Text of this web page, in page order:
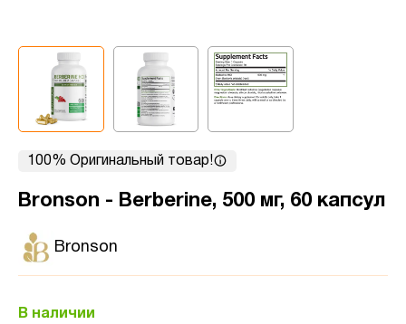
100% Оригинальный товар!
Bronson - Berberine, 500 мг, 60 капсул
Bronson
В наличии